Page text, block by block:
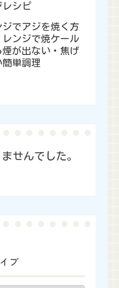
レシピ
ジでアジを焼く方
レンジで焼ケール
煙が出ない・焦げ
簡単調理
せんでした。
ブ